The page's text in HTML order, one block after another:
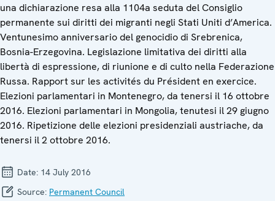
una dichiarazione resa alla 1104a seduta del Consiglio
permanente sui diritti dei migranti negli Stati Uniti d’America.
Ventunesimo anniversario del genocidio di Srebrenica,
Bosnia-Erzegovina. Legislazione limitativa dei diritti alla
libertà di espressione, di riunione e di culto nella Federazione
Russa. Rapport sur les activités du Président en exercice.
Elezioni parlamentari in Montenegro, da tenersi il 16 ottobre
2016. Elezioni parlamentari in Mongolia, tenutesi il 29 giugno
2016. Ripetizione delle elezioni presidenziali austriache, da
tenersi il 2 ottobre 2016.
Date: 14 July 2016
Source: Permanent Council